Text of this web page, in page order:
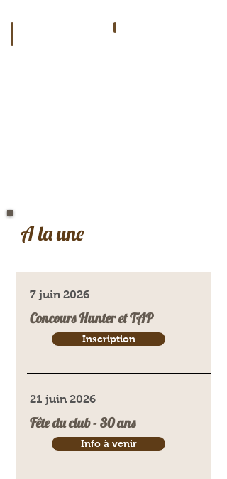
A la une
7 juin 2026
Concours Hunter et TAP
Inscription
21 juin 2026
Fête du club - 30 ans
Info à venir